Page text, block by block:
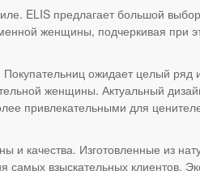
ELIS предлагает большой
женщины, подчеркивая при
ожидает целый ряд
женщины. Актуальный
привлекательными для
качества. Изготовленные из
самых взыскательных клиентов.